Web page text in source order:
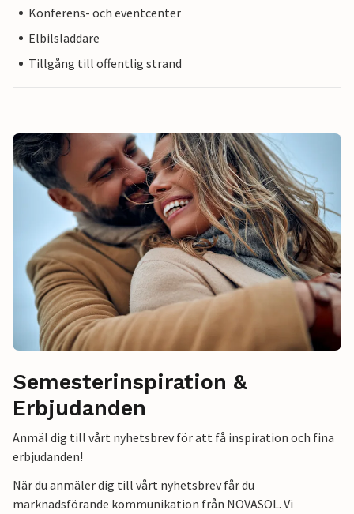
Konferens- och eventcenter
Elbilsladdare
Tillgång till offentlig strand
Semesterinspiration &
Erbjudanden
Anmäl dig till vårt nyhetsbrev för att få inspiration och fina
erbjudanden!
När du anmäler dig till vårt nyhetsbrev får du
marknadsförande kommunikation från NOVASOL. Vi